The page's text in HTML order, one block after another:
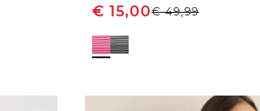
€ 15,00€49,99